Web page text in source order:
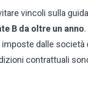
vincoli sulla
B da oltre un anno
dalle società
contrattuali